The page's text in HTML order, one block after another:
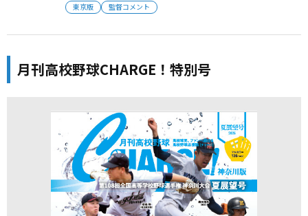
東京版 監督コメント
月刊高校野球CHARGE！特別号